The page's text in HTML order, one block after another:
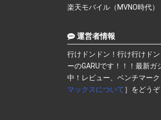
楽天モバイル（MVNO時代）
運営者情報
行けドンドン！行け行けド
ーのGARUです！！！最新
中！レビュー、ベンチマー
マックスについて］をどうぞ